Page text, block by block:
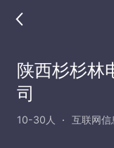
陕西杉杉林
司
10-30人 互联网信